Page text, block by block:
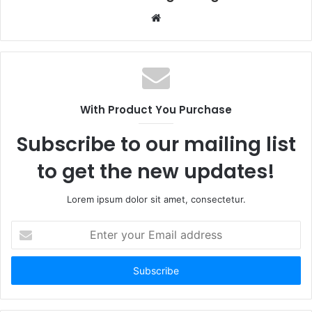
Website
With Product You Purchase
Subscribe to our mailing list
to get the new updates!
Lorem ipsum dolor sit amet, consectetur.
your
Email